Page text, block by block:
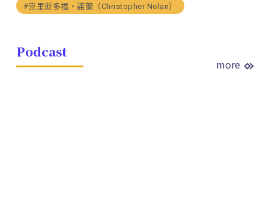
#克里斯多福・諾蘭（Christopher Nolan）
Podcast
more